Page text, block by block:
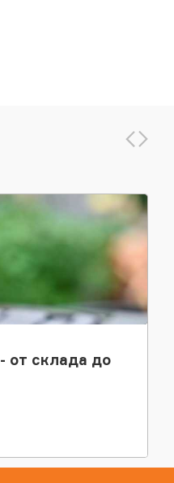
от склада до